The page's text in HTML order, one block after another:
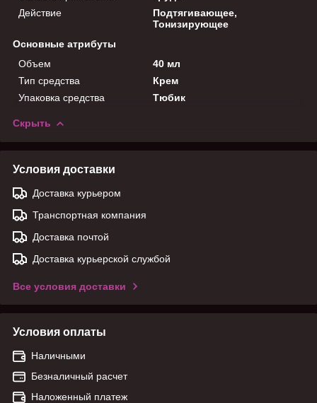
Действие
Подтягивающее,
Тонизирующее
Основные атрибуты
Объем
40 мл
Тип средства
Крем
Упаковка средства
Тюбик
Скрыть
Условия доставки
Доставка курьером
Транспортная компания
Доставка почтой
Доставка курьерской службой
Все условия доставки
Условия оплаты
Наличными
Безналичный расчет
Наложенный платеж